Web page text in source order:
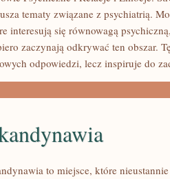
tematy związane z psychiatrią.
interesują się równowagą
zaczynają odkrywać ten obszar.
odpowiedzi, lecz inspiruje do
to miejsce, które